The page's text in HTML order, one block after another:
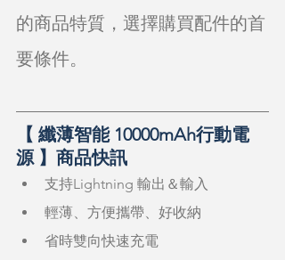
的商品特質，選擇購買配件的首
要條件。
【 纖薄智能 10000mAh行動電
源 】商品快訊
支持Lightning 輸出＆輸入
輕薄、方便攜帶、好收納
省時雙向快速充電